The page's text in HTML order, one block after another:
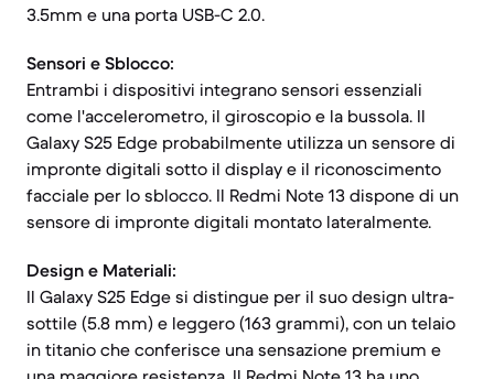
3.5mm e una porta USB-C 2.0.
Sensori e Sblocco:
Entrambi i dispositivi integrano sensori essenziali
come l'accelerometro, il giroscopio e la bussola. Il
Galaxy S25 Edge probabilmente utilizza un sensore di
impronte digitali sotto il display e il riconoscimento
facciale per lo sblocco. Il Redmi Note 13 dispone di un
sensore di impronte digitali montato lateralmente.
Design e Materiali:
Il Galaxy S25 Edge si distingue per il suo design ultra-
sottile (5.8 mm) e leggero (163 grammi), con un telaio
in titanio che conferisce una sensazione premium e